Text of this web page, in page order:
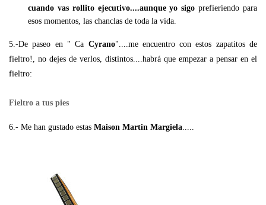
cuando vas rollito ejecutivo....aunque yo sigo prefieriendo para
esos momentos, las chanclas de toda la vida.
5.-De paseo en " Ca Cyrano"....me encuentro con estos zapatitos de
fieltro!, no dejes de verlos, distintos....habrá que empezar a pensar en el
fieltro:
Fieltro a tus pies
6.- Me han gustado estas Maison Martin Margiela